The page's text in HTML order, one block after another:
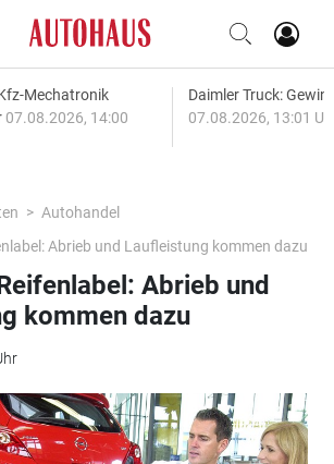
Mechatronik
07.08.2026, 14:00
Daimler Truck:
07.08.2026, 13:01
Autohandel
Abrieb und Laufleistung kommen dazu
Abrieb und
kommen dazu